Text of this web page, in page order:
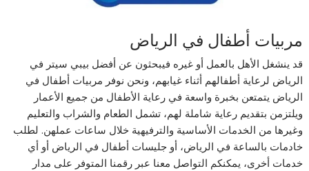
مربيات أطفال في الرياض
قد ينشغل الأهل بالعمل أو غيره فيبحثون عن أفضل بيبي سيتر في
الرياض لرعاية أطفالهم أثناء غيابهم، ونحن نوفر مربيات أطفال في
الرياض يتمتعن بخبرة واسعة في رعاية الأطفال من جميع الأعمار
ويلتزمن بتقديم رعاية شاملة لهم، تشمل الطعام والشراب والتعليم
وغيرها من الخدمات الأساسية والترفيهية خلال ساعات عملهن. لطلب
خادمات بالساعة في الرياض، أو جليسات أطفال في الرياض أو أي
خدمات أخرى، يمكنكم التواصل معنا عبر رقمنا المتوفر على مدار